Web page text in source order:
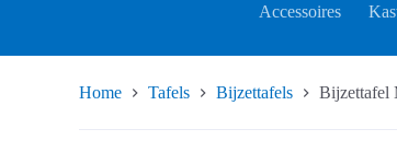
Accessoires
Home Tafels Bijzettafels Bijzettafel